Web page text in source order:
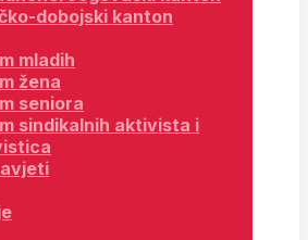
dobojski kanton
mladih
žena
seniora
sindikalnih aktivista i